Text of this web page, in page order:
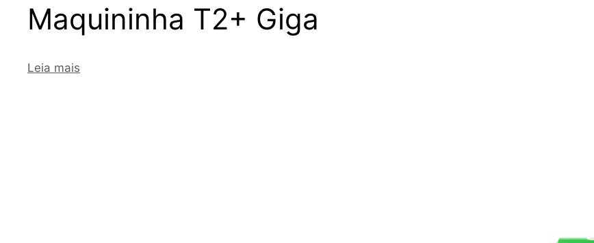
Maquininha T2+ Giga
Leia mais